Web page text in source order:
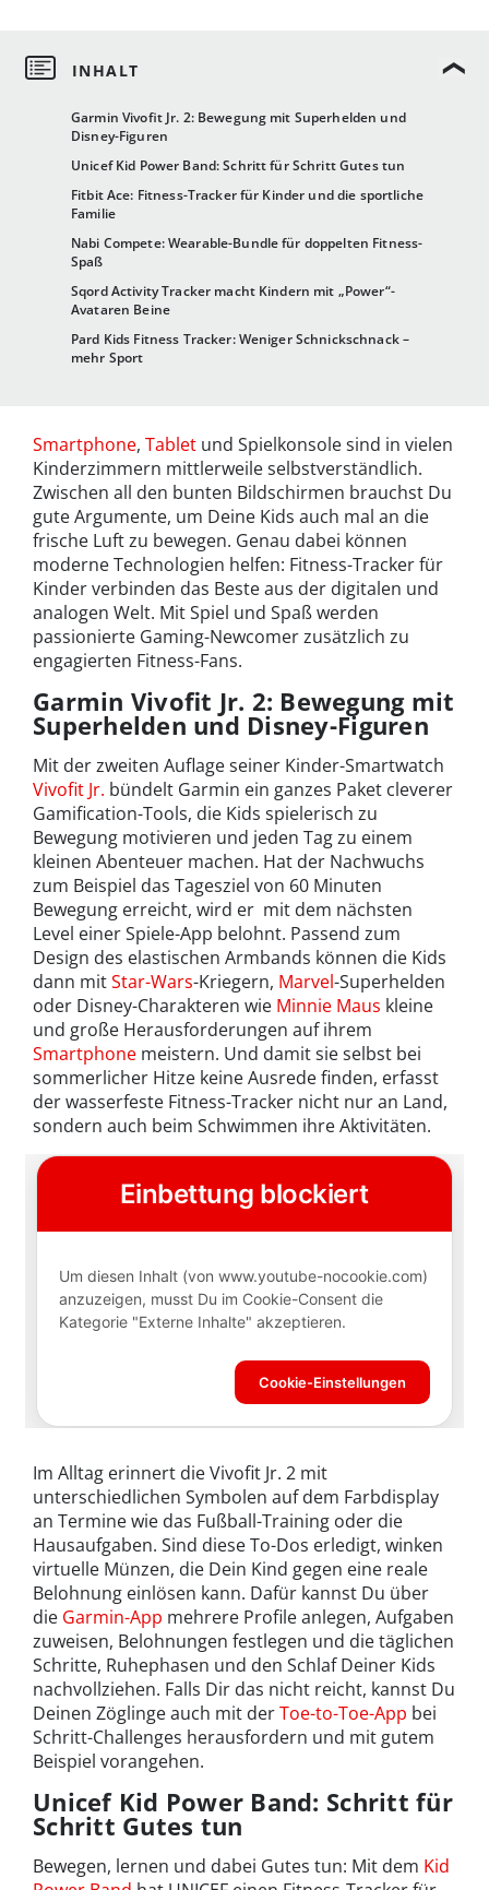
Garmin Vivofit Jr. 2: Bewegung mit Superhelden und
Disney-Figuren
Unicef ​​Kid Power Band: Schritt für Schritt Gutes tun
Fitbit Ace: Fitness-Tracker für Kinder und die sportliche
Familie
Nabi Compete: Wearable-Bundle für doppelten Fitness-
Spaß
Sqord Activity Tracker macht Kindern mit „Power“-
Avataren Beine
Pard Kids Fitness Tracker: Weniger Schnickschnack –
mehr Sport
Smartphone, Tablet und Spielkonsole sind in vielen
Kinderzimmern mittlerweile selbstverständlich.
Zwischen all den bunten Bildschirmen brauchst Du
gute Argumente, um Deine Kids auch mal an die
frische Luft zu bewegen. Genau dabei können
moderne Technologien helfen: Fitness-Tracker für
Kinder verbinden das Beste aus der digitalen und
analogen Welt. Mit Spiel und Spaß werden
passionierte Gaming-Newcomer zusätzlich zu
engagierten Fitness-Fans.
Garmin Vivofit Jr. 2: Bewegung mit
Superhelden und Disney-Figuren
Mit der zweiten Auflage seiner Kinder-Smartwatch
Vivofit Jr. bündelt Garmin ein ganzes Paket cleverer
Gamification-Tools, die Kids spielerisch zu
Bewegung motivieren und jeden Tag zu einem
kleinen Abenteuer machen. Hat der Nachwuchs
zum Beispiel das Tagesziel von 60 Minuten
Bewegung erreicht, wird er mit dem nächsten
Level einer Spiele-App belohnt. Passend zum
Design des elastischen Armbands können die Kids
dann mitStar-Wars-Kriegern, Marvel-Superhelden
oder Disney-Charakteren wie Minnie Maus kleine
und große Herausforderungen auf ihrem
Smartphone meistern. Und damit sie selbst bei
sommerlicher Hitze keine Ausrede finden, erfasst
der wasserfeste Fitness-Tracker nicht nur an Land,
sondern auch beim Schwimmen ihre Aktivitäten.
Im Alltag erinnert die Vivofit Jr. 2 mit
unterschiedlichen Symbolen auf dem Farbdisplay
an Termine wie das Fußball-Training oder die
Hausaufgaben. Sind diese To-Dos erledigt, winken
virtuelle Münzen, die Dein Kind gegen eine reale
Belohnung einlösen kann. Dafür kannst Du über
die Garmin-App mehrere Profile anlegen, Aufgaben
zuweisen, Belohnungen festlegen und die täglichen
Schritte, Ruhephasen und den Schlaf Deiner Kids
nachvollziehen. Falls Dir das nicht reicht, kannst Du
Deinen Zöglinge auch mit derToe-to-Toe-App bei
Schritt-Challenges herausfordern und mit gutem
Beispiel vorangehen.
Unicef ​​Kid Power Band: Schritt für
Schritt Gutes tun
Bewegen, lernen und dabei Gutes tun: Mit dem Kid